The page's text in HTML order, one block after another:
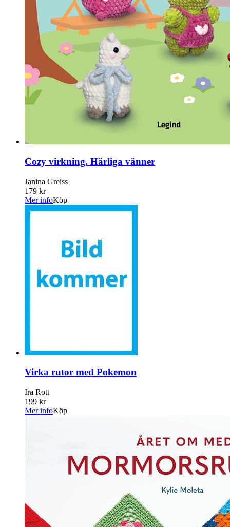
Cozy virkning. Härliga vänner
Janina Greiss
179 kr
Mer infoKöp
Virka rutor med Pokemon
Ira Rott
199 kr
Mer infoKöp